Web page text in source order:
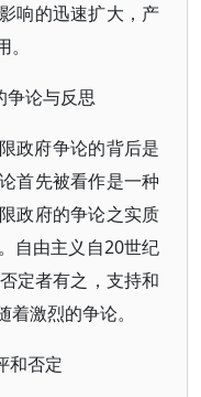
响的迅速扩大，产
争论与反思
政府争论的背后是
首先被看作是一种
政府的争论之实质
自由主义自20世纪
定者有之，支持和
激烈的争论。
和否定